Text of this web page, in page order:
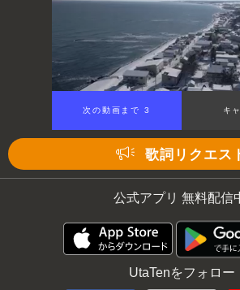
次の動画まで 2 キ
歌詞リクエス
公式アプリ 無料配信
UtaTenをフォロー